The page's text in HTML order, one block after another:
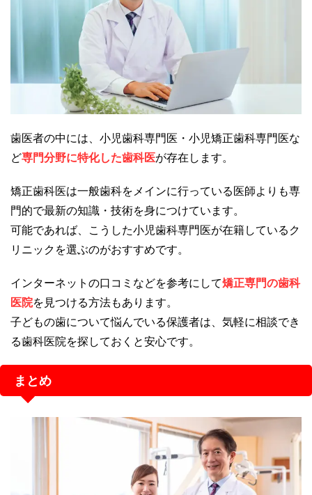
歯医者の中には、小児歯科専門医・小児矯正歯科専門医な
ど専門分野に特化した歯科医が存在します。
矯正歯科医は一般歯科をメインに行っている医師よりも専
門的で最新の知識・技術を身につけています。
可能であれば、こうした小児歯科専門医が在籍しているク
リニックを選ぶのがおすすめです。
インターネットの口コミなどを参考にして矯正専門の歯科
医院を見つける方法もあります。
子どもの歯について悩んでいる保護者は、気軽に相談でき
る歯科医院を探しておくと安心です。
まとめ